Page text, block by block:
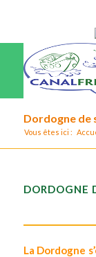
Dordogne de
Vous êtes ici :
DORDOGNE
La Dordogne